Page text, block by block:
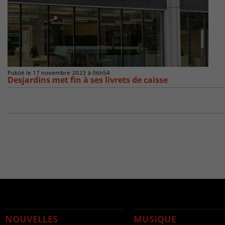
Publié le 17 novembre 2023 à 06h54
Desjardins met fin à ses livrets de caisse
NOUVELLES MUSIQUE